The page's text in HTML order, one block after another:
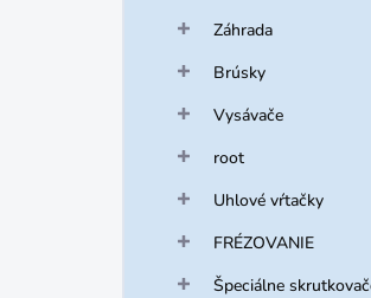
Záhrada
Brúsky
Vysávače
root
Uhlové vŕtačky
FRÉZOVANIE
Špeciálne